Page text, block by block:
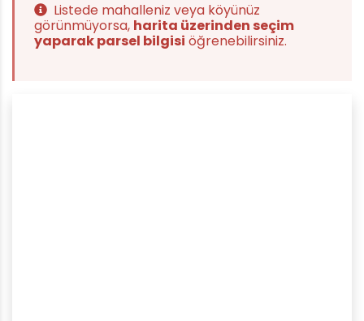
Listede mahalleniz veya köyünüz
görünmüyorsa, harita üzerinden seçim
yaparak parsel bilgisi öğrenebilirsiniz.